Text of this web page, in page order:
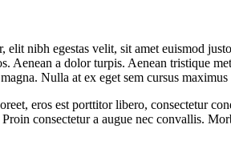
nibh egestas velit, sit amet euismod
Aenean a dolor turpis. Aenean tristique
Nulla at ex eget sem cursus maximus
eros est porttitor libero, consectetur
consectetur a augue nec convallis.